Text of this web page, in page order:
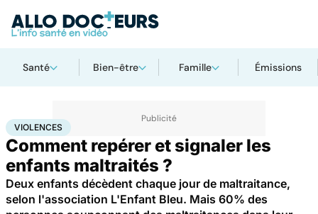
Santé Bien-être Famille Émissions
AccueilFamilleEnfant
VIOLENCES
Comment repérer et signaler les
enfants maltraités ?
Deux enfants décèdent chaque jour de maltraitance,
selon l'association L'Enfant Bleu. Mais 60% des